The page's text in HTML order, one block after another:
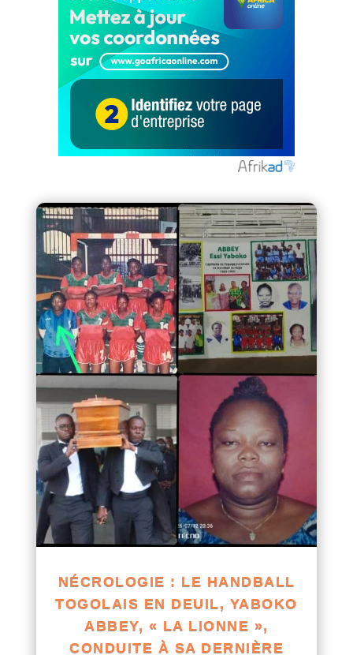
NÉCROLOGIE : LE HANDBALL
TOGOLAIS EN DEUIL, YABOKO
ABBEY, « LA LIONNE »,
CONDUITE À SA DERNIÈRE